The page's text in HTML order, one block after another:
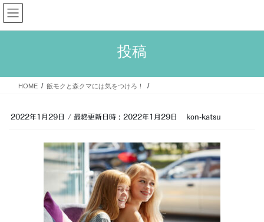
コ
ン
テ
ス
ナ
ビ
ゲ
ン
投稿
HOME 飯モクと森クマには気をつけろ！
2022年1月29日 / 最終更新日時 : 2022年1月29日 kon-katsu